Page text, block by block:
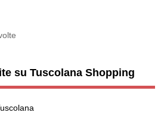
su Tuscolana Shopping